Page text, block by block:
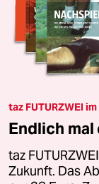
taz FUTURZWEI
Endlich
taz
Zukunft. Das